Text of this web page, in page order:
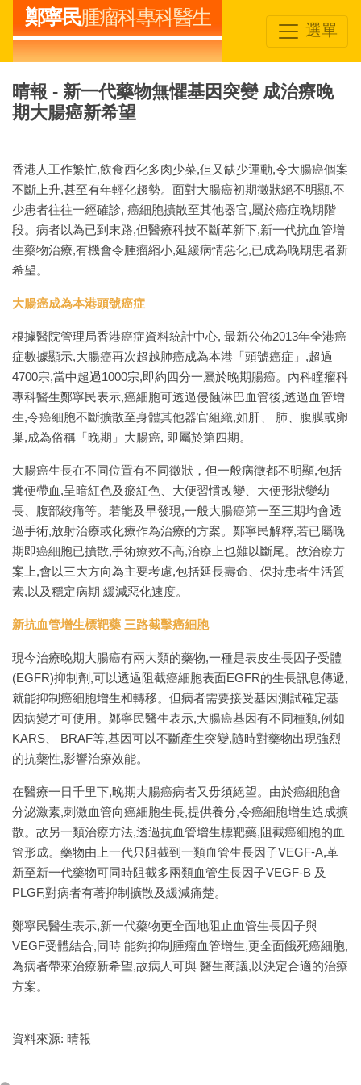
鄭寧民腫瘤科專科醫生 選單
晴報 - 新一代藥物無懼基因突變 成治療晚
期大腸癌新希望
香港人工作繁忙,飲食西化多肉少菜,但又缺少運動,令大腸癌個案
不斷上升,甚至有年輕化趨勢。面對大腸癌初期徵狀絕不明顯,不
少患者往往一經確診, 癌細胞擴散至其他器官,屬於癌症晚期階
段。病者以為已到末路,但醫療科技不斷革新下,新一代抗血管增
生藥物治療,有機會令腫瘤縮小,延緩病情惡化,已成為晚期患者新
希望。
大腸癌成為本港頭號癌症
根據醫院管理局香港癌症資料統計中心, 最新公佈2013年全港癌
症數據顯示,大腸癌再次超越肺癌成為本港「頭號癌症」,超過
4700宗,當中超過1000宗,即約四分一屬於晚期腸癌。內科瞳瘤科
專科醫生鄭寧民表示,癌細胞可透過侵蝕淋巴血管後,透過血管增
生,令癌細胞不斷擴散至身體其他器官組織,如肝、 肺、腹膜或卵
巢,成為俗稱「晚期」大腸癌, 即屬於第四期。
大腸癌生長在不同位置有不同徵狀，但一般病徵都不明顯,包括
糞便帶血,呈暗紅色及瘀紅色、大便習慣改變、大便形狀變幼
長、腹部絞痛等。若能及早發現,一般大腸癌第一至三期均會透
過手術,放射治療或化療作為治療的方案。鄭寧民解釋,若已屬晚
期即癌細胞已擴散,手術療效不高,治療上也難以斷尾。故治療方
案上,會以三大方向為主要考慮,包括延長壽命、保持患者生活質
素,以及穩定病期 緩減惡化速度。
新抗血管增生標靶藥 三路截擊癌細胞
現今治療晚期大腸癌有兩大類的藥物,一種是表皮生長因子受體
(EGFR)抑制劑,可以透過阻截癌細胞表面EGFR的生長訊息傳遞,
就能抑制癌細胞增生和轉移。但病者需要接受基因測試確定基
因病變才可使用。鄭寧民醫生表示,大腸癌基因有不同種類,例如
KARS、 BRAF等,基因可以不斷產生突變,隨時對藥物出現強烈
的抗藥性,影響治療效能。
在醫療一日千里下,晚期大腸癌病者又毋須絕望。由於癌細胞會
分泌激素,刺激血管向癌細胞生長,提供養分,令癌細胞增生造成擴
散。故另一類治療方法,透過抗血管增生標靶藥,阻截癌細胞的血
管形成。藥物由上一代只阻截到一類血管生長因子VEGF-A,革
新至新一代藥物可同時阻截多兩類血管生長因子VEGF-B 及
PLGF,對病者有著抑制擴散及緩減痛楚。
鄭寧民醫生表示,新一代藥物更全面地阻止血管生長因子與
VEGF受體結合,同時 能夠抑制腫瘤血管增生,更全面餓死癌細胞,
為病者帶來治療新希望,故病人可與 醫生商議,以決定合適的治療
方案。
資料來源: 晴報